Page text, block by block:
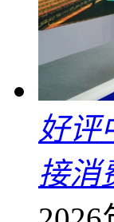
好评
接消